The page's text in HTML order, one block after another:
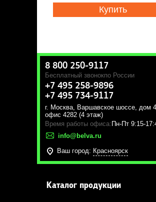
Купить
8 800 250-9117
Бесплатный звонокпо России
+7 495 258-9896
+7 495 734-9117
г. Москва, Варшавское шоссе, дом
офис 4282 (4 этаж)
Время работы офиса: Пн-Пт 9:15-
info@belva.ru
Ваш город: Красноярск
Каталог продукции